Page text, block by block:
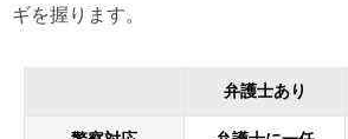
ギを握ります。
弁護士あり